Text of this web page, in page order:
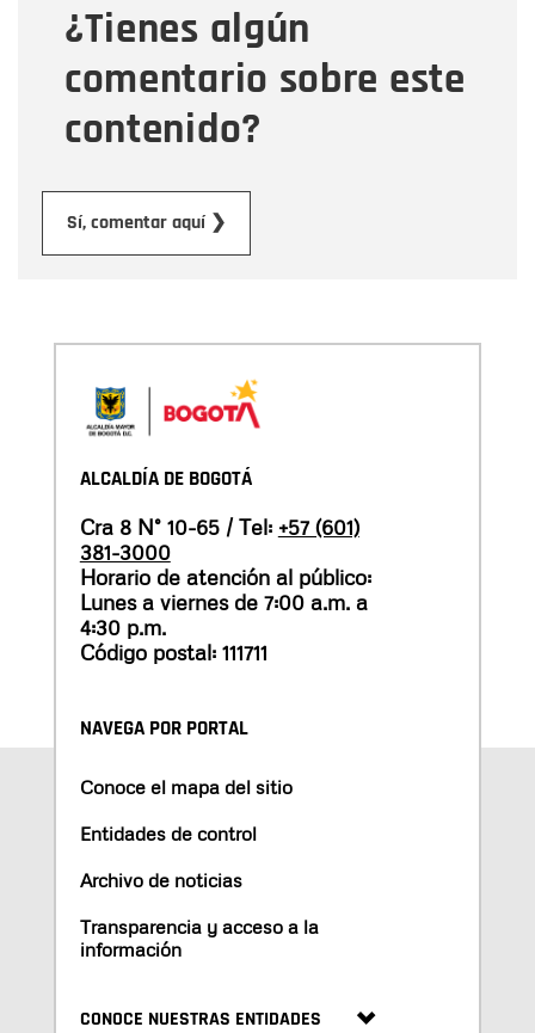
¿Tienes algún
comentario sobre este
contenido?
Sí, comentar aquí ❯
Mensaje
ALCALDÍA DE BOGOTÁ
Cra 8 N° 10-65 / Tel: +57 (601)
381-3000
Horario de atención al público:
Lunes a viernes de 7:00 a.m. a
4:30 p.m.
Código postal: 111711
NAVEGA POR PORTAL
Conoce el mapa del sitio
Entidades de control
Archivo de noticias
Transparencia y acceso a la
información
CONOCE NUESTRAS ENTIDADES